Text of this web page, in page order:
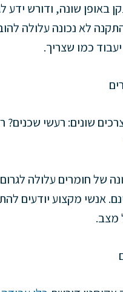
באופן שונה, ודורש ידע
לא נכונה עלולה
כמו שצריך.
שונים: רעשי שכנים?
של חומרים עלולה
אנשי מקצוע יודעים
מצב.